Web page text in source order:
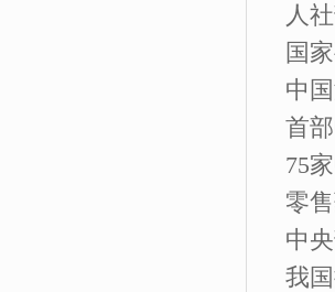
人
国
中
首
75
零
中
我